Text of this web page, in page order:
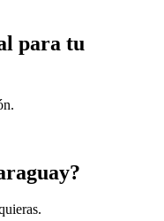
para tu